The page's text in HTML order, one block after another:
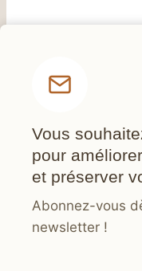
Vous
pour
et préserver
Abonnez-vous
newsletter !